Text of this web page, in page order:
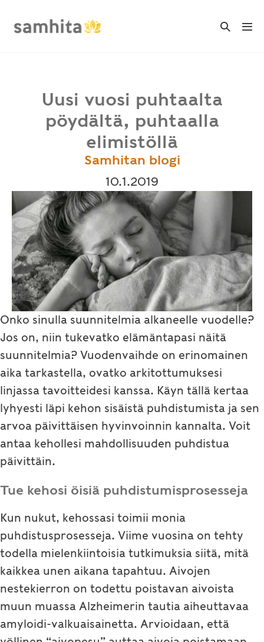
Search
Uusi vuosi puhtaalta
pöydältä, puhtaalla
elimistöllä
Samhitan blogi
10.1.2019
Onko sinulla suunnitelmia alkaneelle vuodelle?
Jos on, niin tukevatko elämäntapasi näitä
suunnitelmia? Vuodenvaihde on erinomainen
aika tarkastella, ovatko arkitottumuksesi
linjassa tavoitteidesi kanssa. Käyn tällä kertaa
lyhyesti läpi kehon sisäistä puhdistumista ja sen
arvoa päivittäisen hyvinvoinnin kannalta. Voit
antaa kehollesi mahdollisuuden puhdistua
päivittäin.
Tue kehosi öisiä puhdistumisprosesseja
Kun nukut, kehossasi toimii monia
puhdistusprosesseja. Viime vuosina on tehty
todella mielenkiintoisia tutkimuksia siitä, mitä
kaikkea unen aikana tapahtuu. Aivojen
nestekierron on todettu poistavan aivoista
muun muassa Alzheimerin tautia aiheuttavaa
amyloidi-valkuaisainetta. Arvioidaan, että